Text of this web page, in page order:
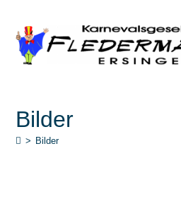
Bilder
> Bilder